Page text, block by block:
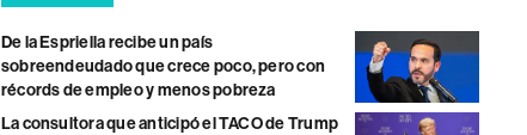
De la Espriella recibe un país
sobreendeudado que crece poco, pero con
récords de empleo y menos pobreza
La consultora que anticipó el TACO de Trump